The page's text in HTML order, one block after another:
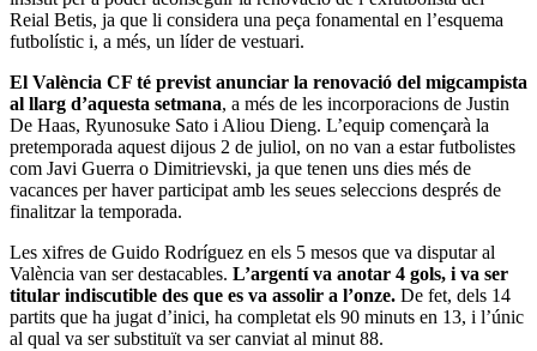
Reial Betis, ja que li considera una peça fonamental en l’esquema
futbolístic i, a més, un líder de vestuari.
El València CF té previst anunciar la renovació del migcampista
al llarg d’aquesta setmana, a més de les incorporacions de Justin
De Haas, Ryunosuke Sato i Aliou Dieng. L’equip començarà la
pretemporada aquest dijous 2 de juliol, on no van a estar futbolistes
com Javi Guerra o Dimitrievski, ja que tenen uns dies més de
vacances per haver participat amb les seues seleccions després de
finalitzar la temporada.
Les xifres de Guido Rodríguez en els 5 mesos que va disputar al
València van ser destacables. L’argentí va anotar 4 gols, i va ser
titular indiscutible des que es va assolir a l’onze. De fet, dels 14
partits que ha jugat d’inici, ha completat els 90 minuts en 13, i l’únic
al qual va ser substituït va ser canviat al minut 88.